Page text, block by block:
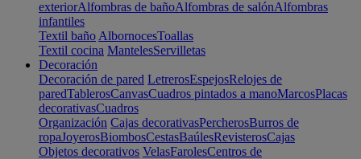
exteriorAlfombras de bañoAlfombras de salónAlfombras
infantiles
Textil baño AlbornocesToallas
Textil cocina MantelesServilletas
Decoración
Decoración de pared LetrerosEspejosRelojes de
paredTablerosCanvasCuadros pintados a manoMarcosPlacas
decorativasCuadros
Organización Cajas decorativasPercherosBurros de
ropaJoyerosBiombosCestasBaúlesRevisterosCajas
Objetos decorativos VelasFarolesCentros de